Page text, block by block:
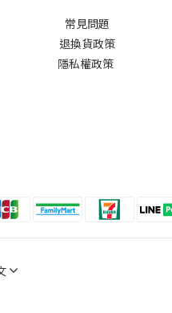
常見問題
退換貨政策
隱私權政策